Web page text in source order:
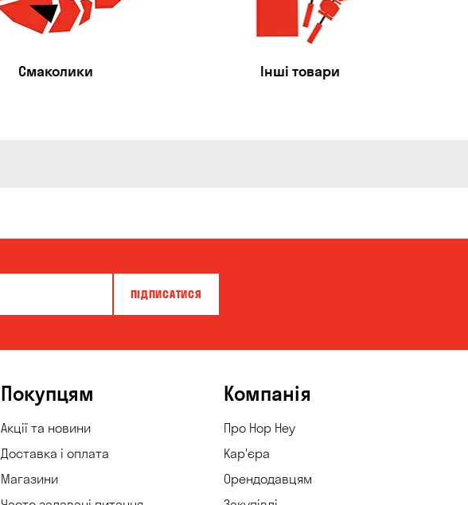
Смаколики Інші товари
ПІДПИСАТИСЯ
Покупцям
Акції та новини
Доставка і оплата
Магазини
Компанія
Про Hop Hey
Кар'єра
Орендодавцям